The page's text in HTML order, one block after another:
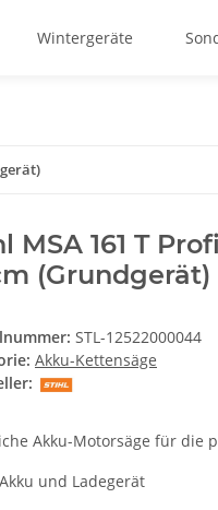
Wintergeräte
MSA 161 T
(Grundgerät)
STL-12522000044
Akku-Kettensäge
Akku-Motorsäge für die
und Ladegerät